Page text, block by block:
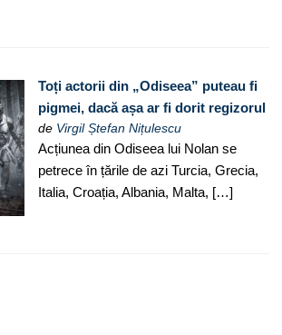
Toți actorii din „Odiseea” puteau fi
pigmei, dacă așa ar fi dorit regizorul
de Virgil Ștefan Nițulescu
Acțiunea din Odiseea lui Nolan se
petrece în țările de azi Turcia, Grecia,
Italia, Croația, Albania, Malta, […]